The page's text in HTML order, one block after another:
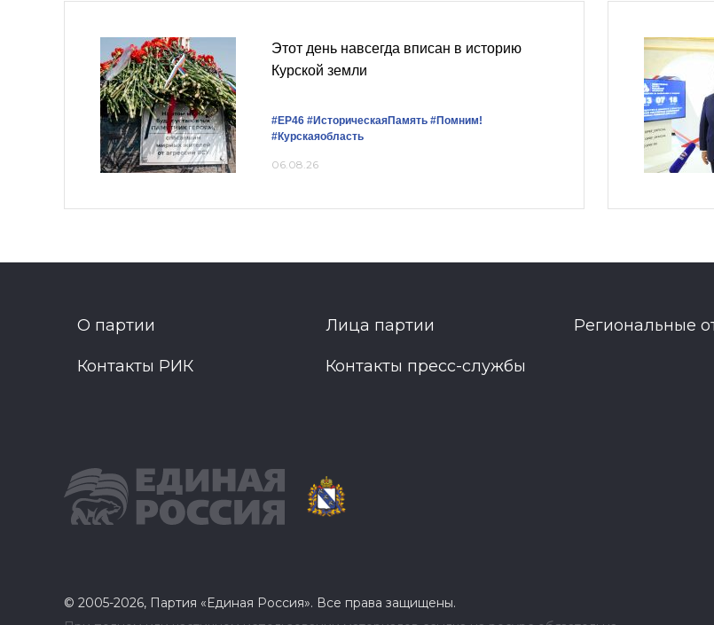
Этот день навсегда вписан в историю
Курской земли
#ЕР46 #ИсторическаяПамять #Помним!
#Курскаяобласть
06.08.26
О партии Лица партии Региональные
Контакты РИК Контакты пресс-службы
© 2005-2026, Партия «Единая Россия». Все права защищены.